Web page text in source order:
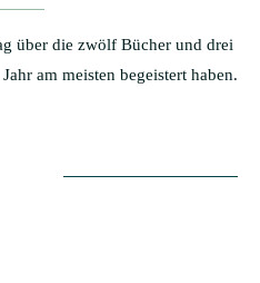
über die zwölf Bücher und drei
am meisten begeistert haben.